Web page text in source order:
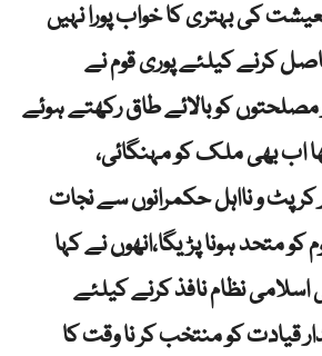
کی بہتری کا خواب پورا نہیں
کرنے کیلئے پوری قوم نے
مصلحتوں کو بالائے طاق رکھتے ہوئے
اب بھی ملک کو مہنگائی،
کرپٹ و نااہل حکمرانوں سے نجات
کو متحد ہونا پڑیگا،انھوں نے کہا
نظام نافذ کرنے کیلئے
قیادت کو منتخب کر نا وقت کا